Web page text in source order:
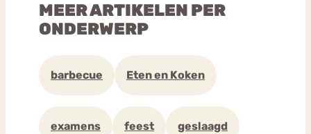
MEER ARTIKELEN PER
ONDERWERP
barbecue Eten en Koken
examens feest geslaagd